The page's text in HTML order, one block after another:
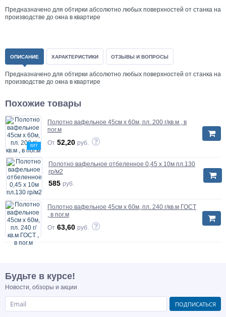
Предназначено для обтирки абсолютно любых поверхностей от станка на
производстве до окна в квартире
ОПИСАНИЕ ХАРАКТЕРИСТИКИ ОТЗЫВЫ И ВОПРОСЫ
Предназначено для обтирки абсолютно любых поверхностей от станка на
производстве до окна в квартире
Похожие товары
ХИТ
Полотно вафельное 45см х 60м, пл. 200 г/кв.м , в
пог.м
От 52,20 руб.
Полотно вафельное отбеленное 0,45 х 10м пл.130
гр/м2
585 руб.
Полотно вафельное 45см х 60м, пл. 240 г/кв.м ГОСТ
, в пог.м
От 63,60 руб.
Будьте в курсе!
Новости, обзоры и акции
ПОДПИСАТЬСЯ